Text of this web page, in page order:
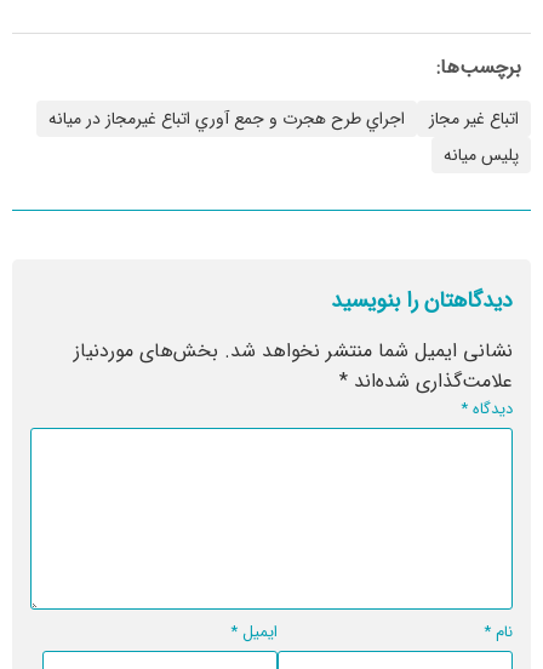
برچسب‌ها:
اتباع غیر مجاز
اجراي طرح هجرت و جمع آوري اتباع غيرمجاز در ميانه
پلیس میانه
دیدگاهتان را بنویسید
نشانی ایمیل شما منتشر نخواهد شد. بخش‌های موردنیاز
علامت‌گذاری شده‌اند *
دیدگاه*
نام* ایمیل*